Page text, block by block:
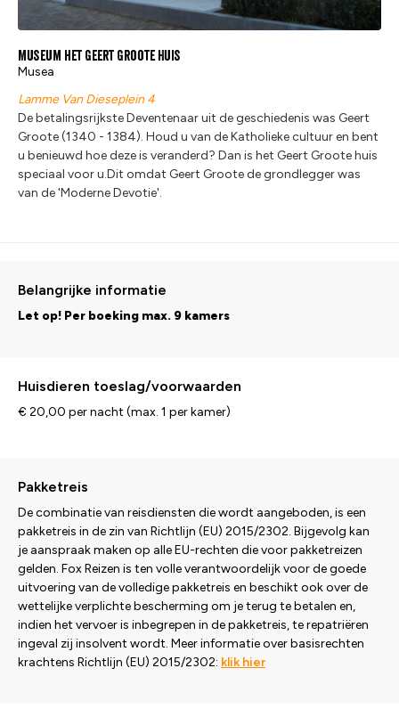
Museum het Geert Groote Huis
Musea
Lamme Van Dieseplein 4
De betalingsrijkste Deventenaar uit de geschiedenis was Geert
Groote (1340 - 1384). Houd u van de Katholieke cultuur en bent
u benieuwd hoe deze is veranderd? Dan is het Geert Groote huis
speciaal voor u.Dit omdat Geert Groote de grondlegger was
van de 'Moderne Devotie'.
Belangrijke informatie
Let op! Per boeking max. 9 kamers
Huisdieren toeslag/voorwaarden
€ 20,00 per nacht (max. 1 per kamer)
Pakketreis
De combinatie van reisdiensten die wordt aangeboden, is een
pakketreis in de zin van Richtlijn (EU) 2015/2302. Bijgevolg kan
je aanspraak maken op alle EU-rechten die voor pakketreizen
gelden. Fox Reizen is ten volle verantwoordelijk voor de goede
uitvoering van de volledige pakketreis en beschikt ook over de
wettelijke verplichte bescherming om je terug te betalen en,
indien het vervoer is inbegrepen in de pakketreis, te repatriëren
ingeval zij insolvent wordt. Meer informatie over basisrechten
krachtens Richtlijn (EU) 2015/2302: klik hier